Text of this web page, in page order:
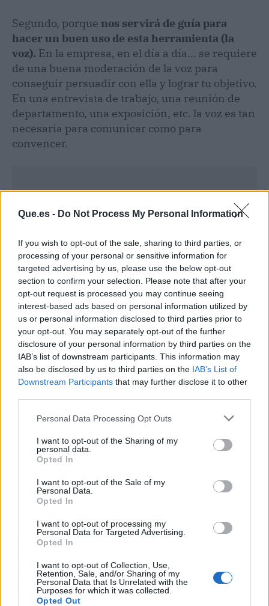
Que.es - Do Not Process My Personal Information
If you wish to opt-out of the sale, sharing to third parties, or
processing of your personal or sensitive information for
targeted advertising by us, please use the below opt-out
section to confirm your selection. Please note that after your
opt-out request is processed you may continue seeing
interest-based ads based on personal information utilized by
us or personal information disclosed to third parties prior to
your opt-out. You may separately opt-out of the further
disclosure of your personal information by third parties on the
IAB’s list of downstream participants. This information may
also be disclosed by us to third parties on the IAB’s List of
Downstream Participants that may further disclose it to other
Personal Data Processing Opt Outs
I want to opt-out of the Sharing of my
personal data.
Opted In
I want to opt-out of the Sale of my
Personal Data.
Opted In
I want to opt-out of processing my
Personal Data for Targeted Advertising.
Opted In
I want to opt-out of Collection, Use,
Retention, Sale, and/or Sharing of my
Personal Data that Is Unrelated with the
Purposes for which it was collected.
Opted Out
Segundo, porque nos servirá de guía para
hacer un buen uso de esta herramienta (la
voz). En la empresa, en el día a día... se requiere
de una buena moderación de la voz para
conseguir persuadir con ella y lograr tu objetivo.
En una entrevista de trabajo, una reunión de
departamento, una exposición, etc. la voz es tan
necesaria para comunicar como para
convencer.
Publicidad
Tercero, porqueayuda a poner a punto la
voz, saber qué comer, cómo respirar, cómo
relajarnos, etc.